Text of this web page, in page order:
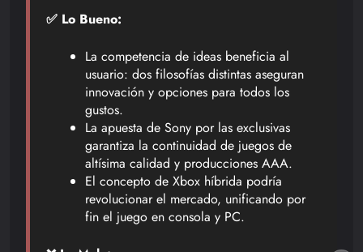
✅ Lo Bueno:
La competencia de ideas beneficia al
usuario: dos filosofías distintas aseguran
innovación y opciones para todos los
gustos.
La apuesta de Sony por las exclusivas
garantiza la continuidad de juegos de
altísima calidad y producciones AAA.
El concepto de Xbox híbrida podría
revolucionar el mercado, unificando por
fin el juego en consola y PC.